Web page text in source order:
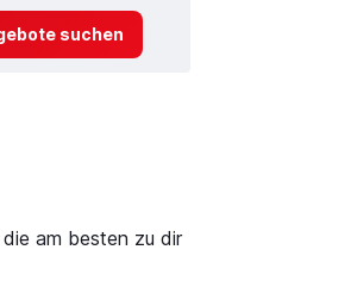
suchen
am besten zu dir